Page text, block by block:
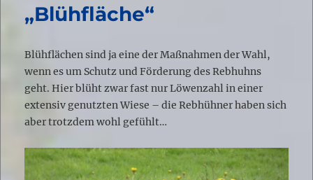
„Blühfläche“
Blühflächen sind ja eine der Maßnahmen der Wahl,
wenn es um Schutz und Förderung des Rebhuhns
geht. Hier blüht zwar fast nur Löwenzahl in einer
extensiv genutzten Wiese – die Rebhühner haben sich
aber trotzdem wohl gefühlt…